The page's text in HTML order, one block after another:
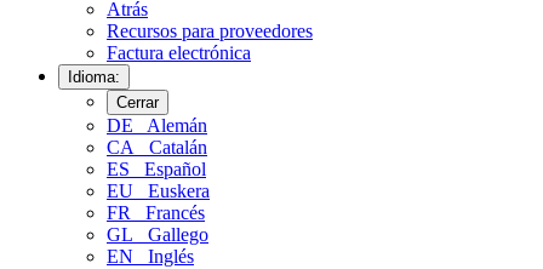
Atrás
Recursos para proveedores
Factura electrónica
Idioma:
Cerrar
DE
Alemán
CA
Catalán
ES
Español
EU
Euskera
FR
Francés
GL
Gallego
EN
Inglés